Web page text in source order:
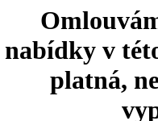
nabídky v
platná,